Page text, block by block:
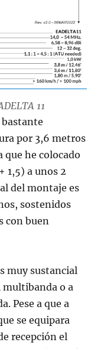
11
bastante
por 3,6 metros
que he colocado
1,5) a unos 2
del montaje es
sostenidos
con buen
muy sustancial
o a
Pese a que a
se equipara
recepción el